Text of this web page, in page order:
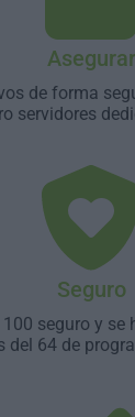
Asegurar
de forma
servidores
Seguro
seguro y se
del 64 de